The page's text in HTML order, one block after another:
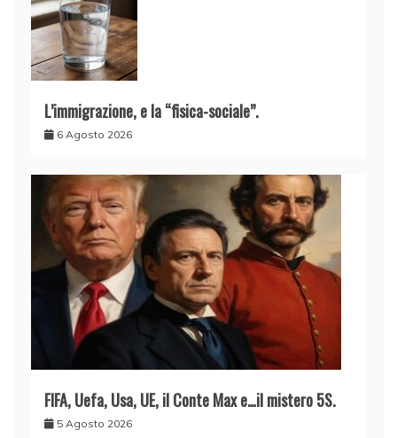
L’immigrazione, e la “fisica-sociale”.
6 Agosto 2026
FIFA, Uefa, Usa, UE, il Conte Max e…il mistero 5S.
5 Agosto 2026